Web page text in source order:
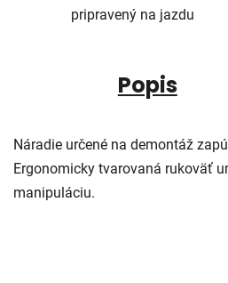
pripravený na jazdu
Popis
Náradie určené na demontáž
Ergonomicky tvarovaná rukoväť
manipuláciu.